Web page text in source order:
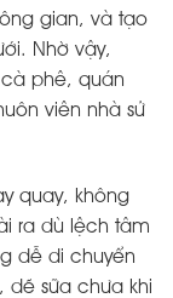
gian, và tạo
Nhờ vậy,
phê, quán
viên nhà sử
quay, không
ra dù lệch tâm
dễ di chuyển
dẽ sữa chưa khi